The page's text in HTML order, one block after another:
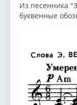
Из песенника
буквенные